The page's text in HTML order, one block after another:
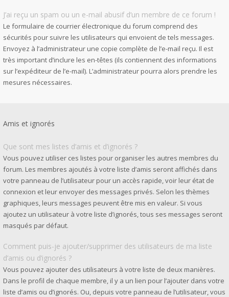
J’ai reçu un spam ou un e-mail abusif d’un membre de ce forum !
Le formulaire de courrier électronique du forum comprend des
sécurités pour suivre les utilisateurs qui envoient de tels messages.
Envoyez à l’administrateur une copie complète de l’e-mail reçu. Il est
très important d’inclure les en-têtes (ils contiennent des informations
sur l’expéditeur de l’e-mail). L’administrateur pourra alors prendre les
mesures nécessaires.
Amis et ignorés
Que sont mes listes d’amis et d’ignorés ?
Vous pouvez utiliser ces listes pour organiser les autres membres du
forum. Les membres ajoutés à votre liste d’amis seront affichés dans
votre panneau de l’utilisateur pour un accès rapide, voir leur état de
connexion et leur envoyer des messages privés. Selon les thèmes
graphiques, leurs messages peuvent être mis en valeur. Si vous
ajoutez un utilisateur à votre liste d’ignorés, tous ses messages seront
masqués par défaut.
Comment puis-je ajouter/supprimer des utilisateurs de ma liste
d’amis ou d’ignorés ?
Vous pouvez ajouter des utilisateurs à votre liste de deux manières.
Dans le profil de chaque membre, il y a un lien pour l’ajouter dans votre
liste d’amis ou d’ignorés. Ou, depuis votre panneau de l’utilisateur, vous